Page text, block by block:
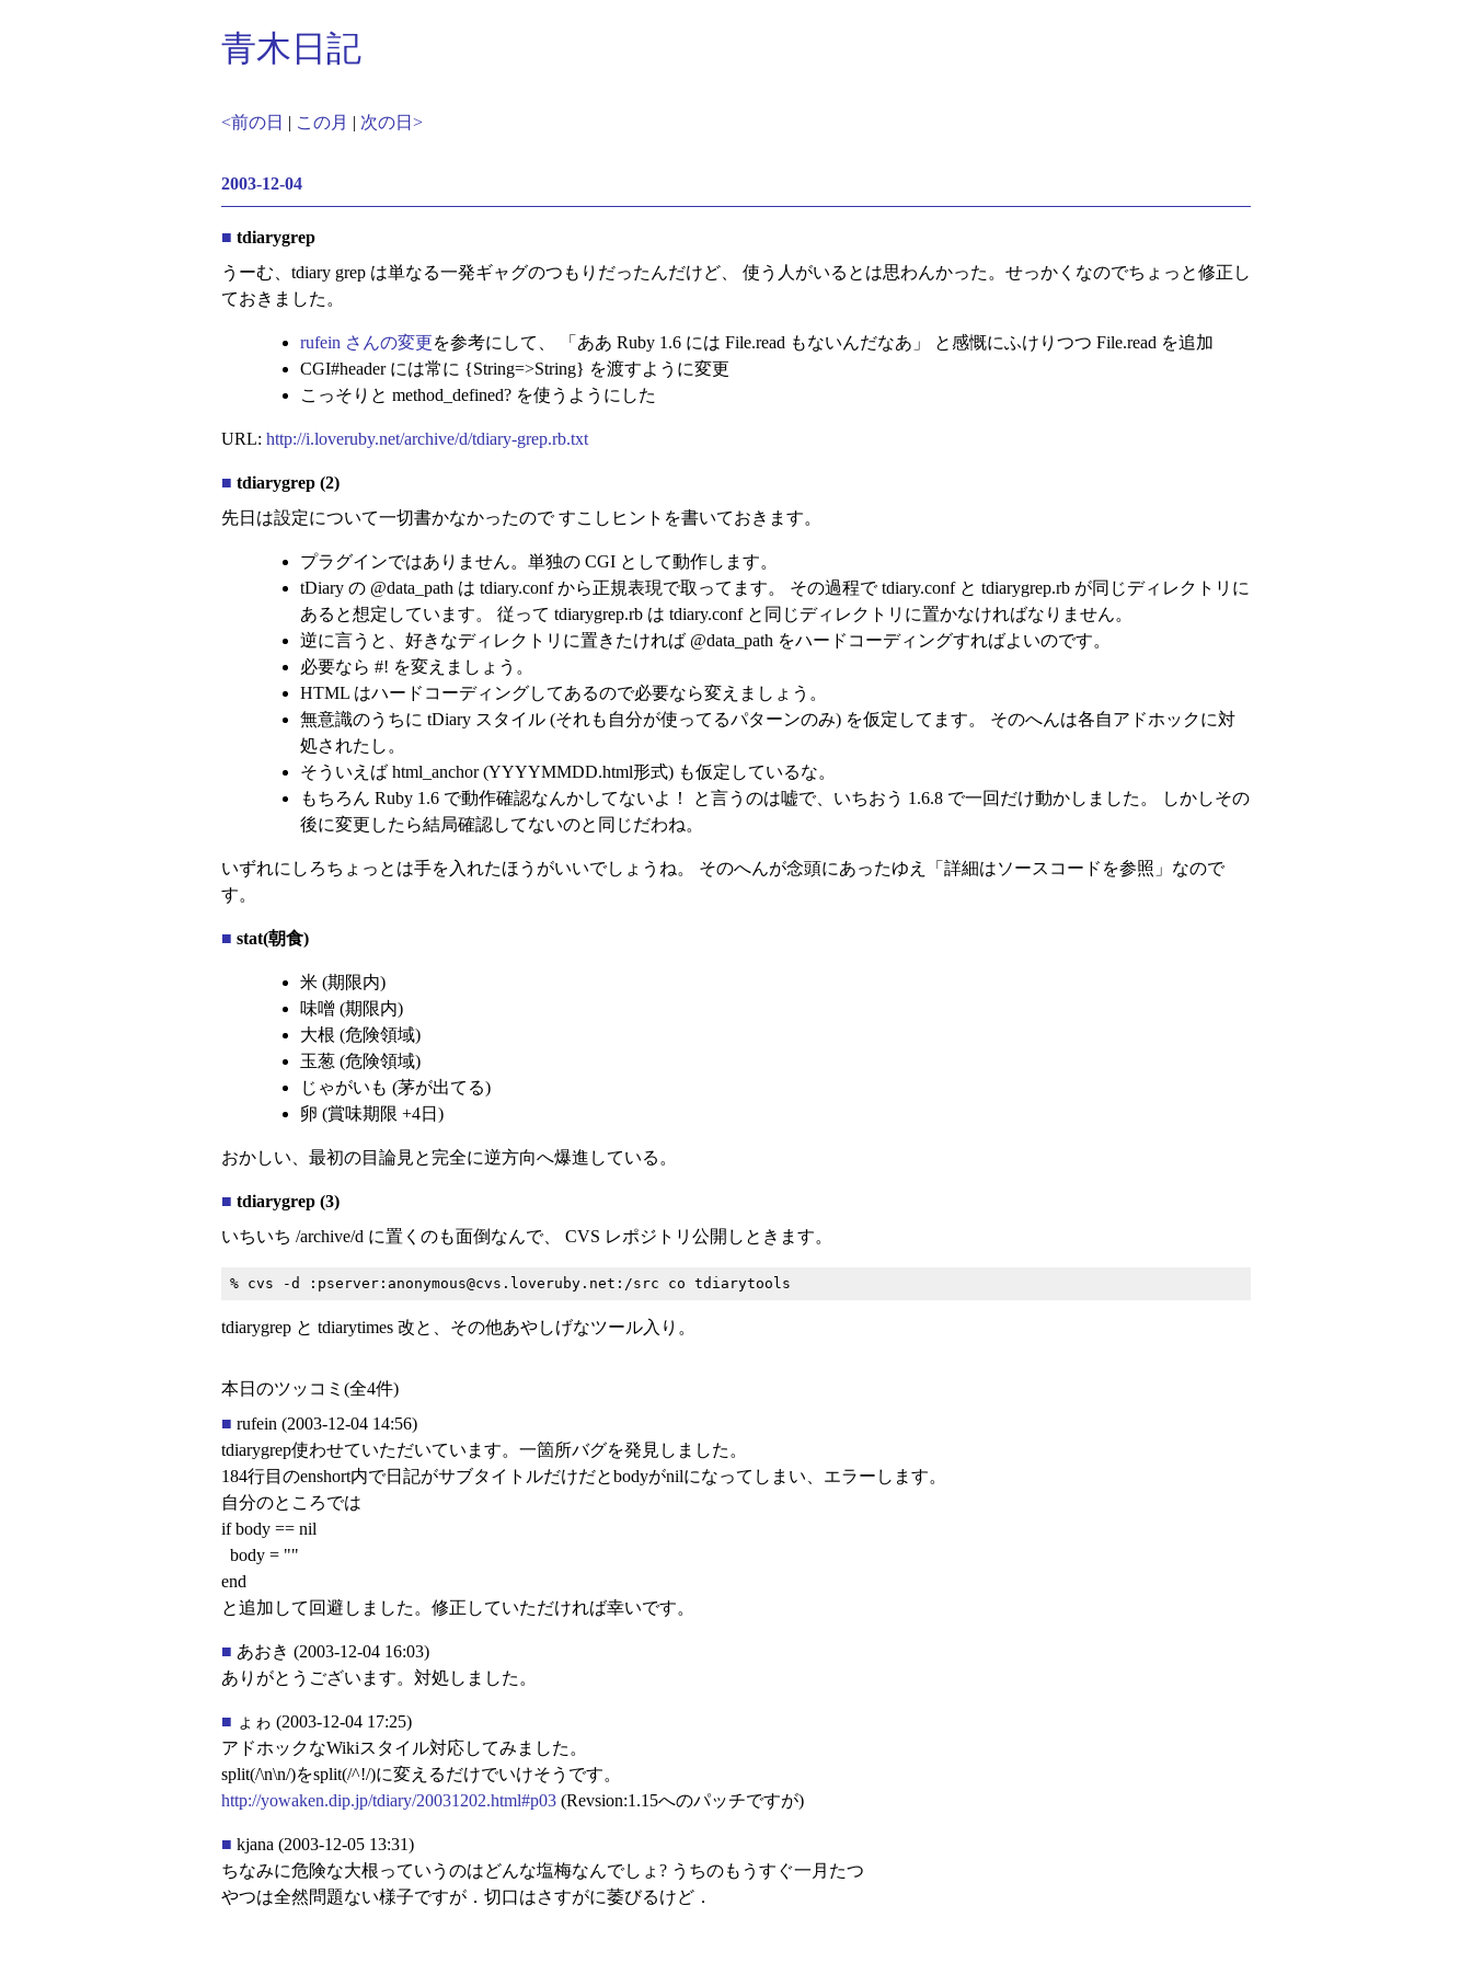
青木日記
<前の日 | この月 | 次の日>
2003-12-04
■ tdiarygrep
うーむ、tdiary grep は単なる一発ギャグのつもりだったんだけど、 使う人がいるとは思わんかった。せっかくなのでちょっと修正し
ておきました。
rufein さんの変更を参考にして、 「ああ Ruby 1.6 には File.read もないんだなあ」 と感慨にふけりつつ File.read を追加
CGI#header には常に {String=>String} を渡すように変更
こっそりと method_defined? を使うようにした
URL: http://i.loveruby.net/archive/d/tdiary-grep.rb.txt
■ tdiarygrep (2)
先日は設定について一切書かなかったので すこしヒントを書いておきます。
プラグインではありません。単独の CGI として動作します。
tDiary の @data_path は tdiary.conf から正規表現で取ってます。 その過程で tdiary.conf と tdiarygrep.rb が同じディレクトリに
あると想定しています。 従って tdiarygrep.rb は tdiary.conf と同じディレクトリに置かなければなりません。
逆に言うと、好きなディレクトリに置きたければ @data_path をハードコーディングすればよいのです。
必要なら #! を変えましょう。
HTML はハードコーディングしてあるので必要なら変えましょう。
無意識のうちに tDiary スタイル (それも自分が使ってるパターンのみ) を仮定してます。 そのへんは各自アドホックに対
処されたし。
そういえば html_anchor (YYYYMMDD.html形式) も仮定しているな。
もちろん Ruby 1.6 で動作確認なんかしてないよ！ と言うのは嘘で、いちおう 1.6.8 で一回だけ動かしました。 しかしその
後に変更したら結局確認してないのと同じだわね。
いずれにしろちょっとは手を入れたほうがいいでしょうね。 そのへんが念頭にあったゆえ「詳細はソースコードを参照」なので
す。
■ stat(朝食)
米 (期限内)
味噌 (期限内)
大根 (危険領域)
玉葱 (危険領域)
じゃがいも (茅が出てる)
卵 (賞味期限 +4日)
おかしい、最初の目論見と完全に逆方向へ爆進している。
■ tdiarygrep (3)
いちいち /archive/d に置くのも面倒なんで、 CVS レポジトリ公開しときます。
tdiarygrep と tdiarytimes 改と、その他あやしげなツール入り。
本日のツッコミ(全4件)
■ rufein (2003-12-04 14:56)
tdiarygrep使わせていただいています。一箇所バグを発見しました。
184行目のenshort内で日記がサブタイトルだけだとbodyがnilになってしまい、エラーします。
自分のところでは
if body == nil
body = ""
end
と追加して回避しました。修正していただければ幸いです。
■ あおき (2003-12-04 16:03)
ありがとうございます。対処しました。
■ ょゎ (2003-12-04 17:25)
アドホックなWikiスタイル対応してみました。
split(/\n\n/)をsplit(/^!/)に変えるだけでいけそうです。
http://yowaken.dip.jp/tdiary/20031202.html#p03(Revsion:1.15へのパッチですが)
■ kjana (2003-12-05 13:31)
ちなみに危険な大根っていうのはどんな塩梅なんでしょ? うちのもうすぐ一月たつ
やつは全然問題ない様子ですが．切口はさすがに萎びるけど．